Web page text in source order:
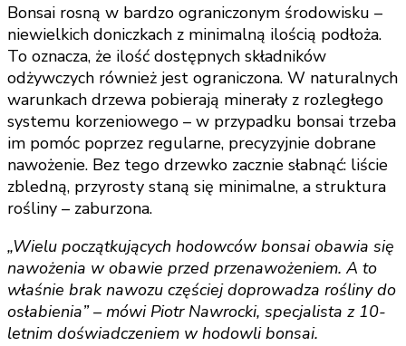
Bonsai rosną w bardzo ograniczonym środowisku –
niewielkich doniczkach z minimalną ilością podłoża.
To oznacza, że ilość dostępnych składników
odżywczych również jest ograniczona. W naturalnych
warunkach drzewa pobierają minerały z rozległego
systemu korzeniowego – w przypadku bonsai trzeba
im pomóc poprzez regularne, precyzyjnie dobrane
nawożenie. Bez tego drzewko zacznie słabnąć: liście
zbledną, przyrosty staną się minimalne, a struktura
rośliny – zaburzona.
„Wielu początkujących hodowców bonsai obawia się
nawożenia w obawie przed przenawożeniem. A to
właśnie brak nawozu częściej doprowadza rośliny do
osłabienia” – mówi Piotr Nawrocki, specjalista z 10-
letnim doświadczeniem w hodowli bonsai.